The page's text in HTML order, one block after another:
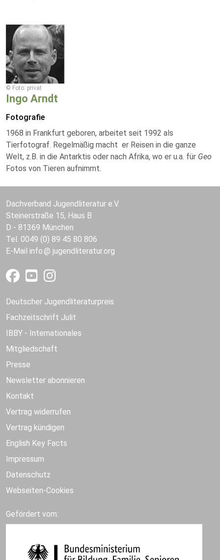
© Foto: privat
Ingo Arndt
Fotografie
1968 in Frankfurt geboren, arbeitet seit 1992 als
Tierfotograf. Regelmäßig macht er Reisen in die ganze
Welt, z.B. in die Antarktis oder nach Afrika, wo er u.a. für Geo
Fotos von Tieren aufnimmt.
Dachverband Jugendliteratur e.V.
Steinerstraße 15, Haus B
D - 81369 München
Tel. 0049 (0) 89 45 80 806
E-Mail info jugendliteratur.org
Deutscher Jugendliteraturpreis
Fachzeitschrift Julit
IBBY - Internationales
Mitgliedschaft
Presse
Newsletter abonnieren
Kontakt
Vertrag widerrufen
Vertrag kündigen
English Key Facts
Impressum
Datenschutz
Webseiten-Cookies
Gefördert vom: